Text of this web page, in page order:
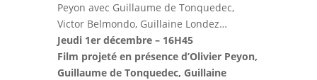
Peyon avec Guillaume de Tonquedec,
Victor Belmondo, Guillaine Londez…
Jeudi 1er décembre – 16H45
Film projeté en présence d’Olivier Peyon,
Guillaume de Tonquedec, Guillaine